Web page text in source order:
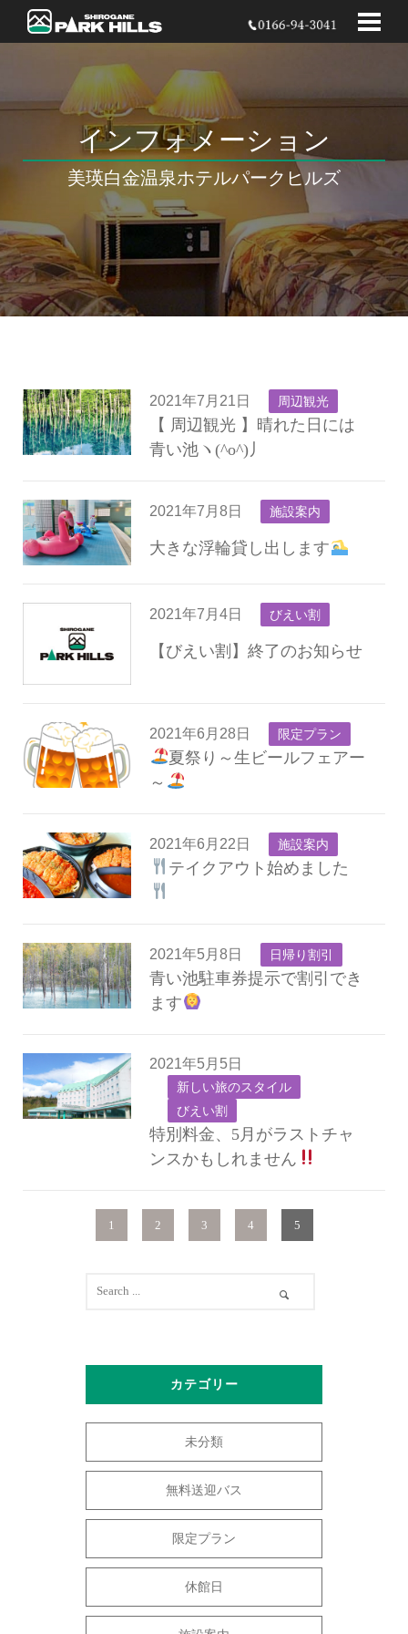
インフォメーション
美瑛白金温泉ホテルパークヒルズ
2021年7月21日 周辺観光
【 周辺観光 】晴れた日には
青い池ヽ(^o^)丿
2021年7月8日 施設案内
大きな浮輪貸し出します
2021年7月4日 びえい割
【びえい割】終了のお知らせ
2021年6月28日 限定プラン
夏祭り～生ビールフェアー
～
2021年6月22日 施設案内
テイクアウト始めました
2021年5月8日 日帰り割引
青い池駐車券提示で割引でき
ます
2021年5月5日
新しい旅のスタイル
びえい割
特別料金、5月がラストチャ
ンスかもしれません
1 2 3 4 5
カテゴリー
未分類
無料送迎バス
限定プラン
休館日